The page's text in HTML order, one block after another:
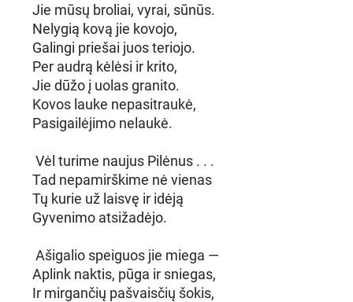
Jie mūsų broliai, vyrai, sūnūs.
Nelygią kovą jie kovojo,
Galingi priešai juos teriojo.
Per audrą kėlėsi ir krito,
Jie dūžo į uolas granito.
Kovos lauke nepasitraukė,
Pasigailėjimo nelaukė.
Vėl turime naujus Pilėnus . . .
Tad nepamirškime nė vienas
Tų kurie už laisvę ir idėją
Gyvenimo atsižadėjo.
Ašigalio speiguos jie miega —
Aplink naktis, pūga ir sniegas,
Ir mirgančių pašvaisčių šokis,